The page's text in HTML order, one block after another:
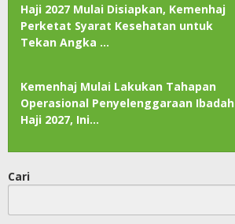
Haji 2027 Mulai Disiapkan, Kemenhaj
Perketat Syarat Kesehatan untuk
Tekan Angka …
Kemenhaj Mulai Lakukan Tahapan
Operasional Penyelenggaraan Ibadah
Haji 2027, Ini…
Cari